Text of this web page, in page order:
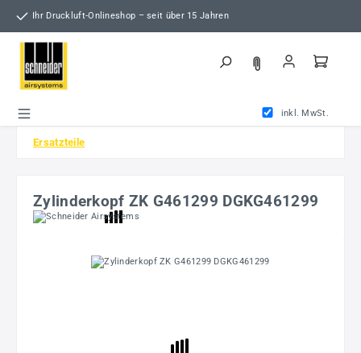
Zum Hauptinhalt springen
Ihr Druckluft-Onlineshop – seit über 15 Jahren
inkl. MwSt.
Ersatzteile
Zylinderkopf ZK G461299 DGKG461299
Bildergalerie überspringen